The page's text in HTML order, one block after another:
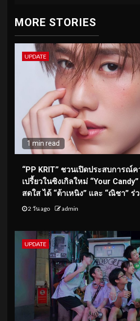
MORE STORIES
UPDATE
1 min read
“PP KRIT” ชวนเปิดประสบการณ์
เปรี้ยวในซิงเกิลใหม่ “Your
สดใส ได้ “ต้าเหนิง” และ “ณิชา” ร่
2 วัน ago admin
UPDATE